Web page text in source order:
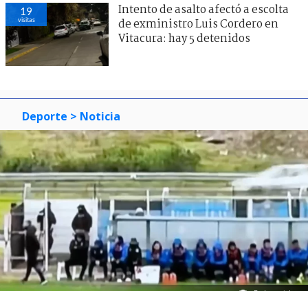
19
visitas
Intento de asalto afectó a escolta
de exministro Luis Cordero en
Vitacura: hay 5 detenidos
Deporte > Noticia